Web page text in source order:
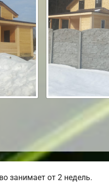
занимает от 2 недель.